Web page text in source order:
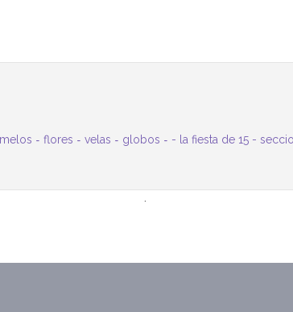
- flores - velas - globos - - la fiesta de 15 -
.